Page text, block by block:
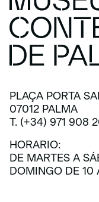
PLAÇA PORTA
07012 PALMA
T. (+34) 971 908
HORARIO:
DE MARTES A
DOMINGO DE 10